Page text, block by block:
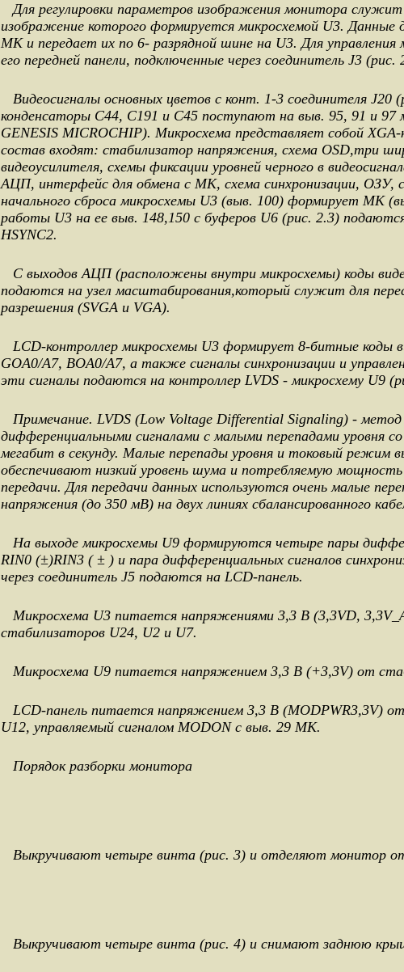
Для регулировки параметров изображения монитора
изображение которого формируется микросхемой U3. Данные
МК и передает их по 6- разрядной шине на U3. Для
его передней панели, подключенные через соединитель J3
Видеосигналы основных цветов с конт. 1-3 соединителя J20
конденсаторы С44, C191 и C45 поступают на выв. 95, 91 и
GENESIS MICROCHIP). Микросхема представляет собой
состав входят: стабилизатор напряжения, схема OSD,три
видеоусилителя, схемы фиксации уровней черного в
АЦП, интерфейс для обмена с МК, схема синхронизации, ОЗУ,
начального сброса микросхемы U3 (выв. 100) формирует МК
работы U3 на ее выв. 148,150 с буферов U6 (рис. 2.3)
HSYNC2.
С выходов АЦП (расположены внутри микросхемы) коды
подаются на узел масштабирования,который служит для
разрешения (SVGA и VGA).
LCD-контроллер микросхемы U3 формирует 8-битные коды
GOA0/A7, BOA0/A7, а также сигналы синхронизации и
эти сигналы подаются на контроллер LVDS - микросхему U9
Примечание. LVDS (Low Voltage Differential Signaling) -
дифференциальными сигналами с малыми перепадами уровня
мегабит в секунду. Малые перепады уровня и токовый режим
обеспечивают низкий уровень шума и потребляемую мощность
передачи. Для передачи данных используются очень малые
напряжения (до 350 мВ) на двух линиях сбалансированного
На выходе микросхемы U9 формируются четыре пары
RIN0 (±)RIN3 ( ± ) и пара дифференциальных сигналов
через соединитель J5 подаются на LCD-панель.
Микросхема U3 питается напряжениями 3,3 В (3,3VD,
стабилизаторов U24, U2 и U7.
Микросхема U9 питается напряжением 3,3 В (+3,3V) от
LCD-панель питается напряжением 3,3 В (MODPWR3,3V)
U12, управляемый сигналом MODON с выв. 29 МК.
Порядок разборки монитора
Выкручивают четыре винта (рис. 3) и отделяют монитор
Выкручивают четыре винта (рис. 4) и снимают заднюю